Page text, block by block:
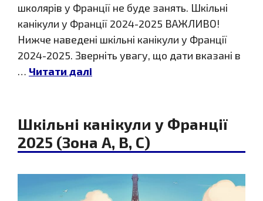
школярів у Франції не буде занять. Шкільні
канікули у Франції 2024-2025 ВАЖЛИВО!
Нижче наведені шкільні канікули у Франції
2024-2025. Зверніть увагу, що дати вказані в
… Читати далі
Шкільні канікули у Франції
2025 (Зона A, B, C)